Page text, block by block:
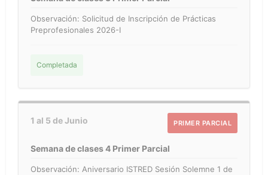
Observación: Solicitud de Inscripción de Prácticas
Preprofesionales 2026-I
Completada
1 al 5 de Junio PRIMER PARCIAL
Semana de clases 4 Primer Parcial
Observación: Aniversario ISTRED Sesión Solemne 1 de